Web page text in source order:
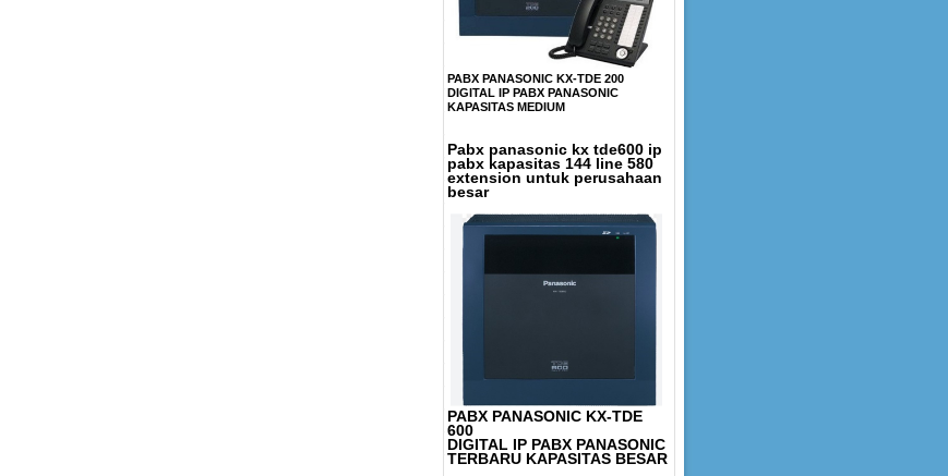
PABX PANASONIC KX-TDE 200
DIGITAL IP PABX PANASONIC
KAPASITAS MEDIUM
Pabx panasonic kx tde600 ip
pabx kapasitas 144 line 580
extension untuk perusahaan
besar
PABX PANASONIC KX-TDE
600
DIGITAL IP PABX PANASONIC
TERBARU KAPASITAS BESAR